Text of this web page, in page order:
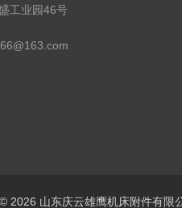
工业园46号
2026 山东庆云雄鹰机床附件有